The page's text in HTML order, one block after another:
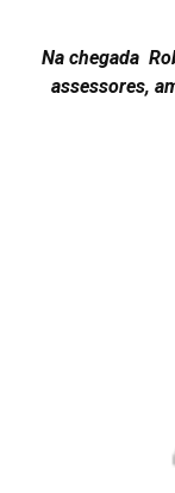
Na chegada
assessores,